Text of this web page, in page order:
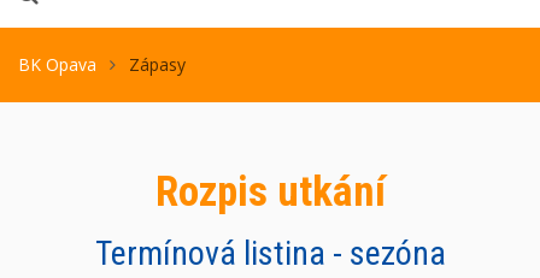
BK Opava Zápasy
Rozpis utkání
Termínová listina - sezóna